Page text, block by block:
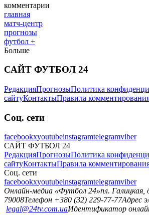
комментарии
главная
матч-центр
прогнозы
футбол +
Больше
САЙТ ФУТБОЛ 24
РедакцияПрогнозыПолитика
сайтуКонтактыПравила
Соц. сети
facebookxyoutubeinstagramtelegramviber
САЙТ ФУТБОЛ 24
РедакцияПрогнозыПолитика
сайтуКонтактыПравила
Соц. сети
facebookxyoutubeinstagramtelegramviber
Онлайн-медиа «Футбол 24»пл. Галицкая,
79008Телефон +380 (32) 229-77-77Адрес
legal@24tv.com.uaИдентификатор